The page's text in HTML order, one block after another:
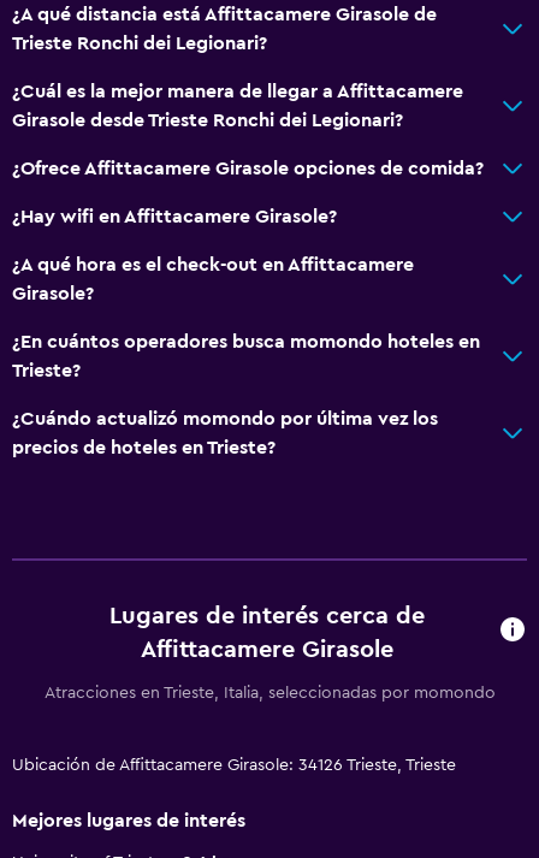
¿A qué distancia está Affittacamere Girasole de
Trieste Ronchi dei Legionari?
¿Cuál es la mejor manera de llegar a Affittacamere
Girasole desde Trieste Ronchi dei Legionari?
¿Ofrece Affittacamere Girasole opciones de comida?
¿Hay wifi en Affittacamere Girasole?
¿A qué hora es el check-out en Affittacamere
Girasole?
¿En cuántos operadores busca momondo hoteles en
Trieste?
¿Cuándo actualizó momondo por última vez los
precios de hoteles en Trieste?
Lugares de interés cerca de
Affittacamere Girasole
Atracciones en Trieste, Italia, seleccionadas por momondo
Ubicación de Affittacamere Girasole: 34126 Trieste, Trieste
Mejores lugares de interés